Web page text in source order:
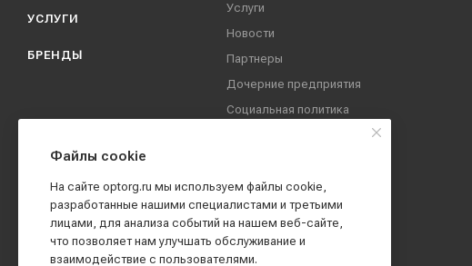
УСЛУГИ
БРЕНДЫ
Услуги
Новости
Партнеры
Дочерние предприятия
Социальная политика
Вакансии
Реквизиты
Контакты
Файлы cookie
На сайте optorg.ru мы используем файлы cookie,
разработанные нашими специалистами и третьими
лицами, для анализа событий на нашем веб-сайте,
что позволяет нам улучшать обслуживание и
взаимодействие с пользователями.